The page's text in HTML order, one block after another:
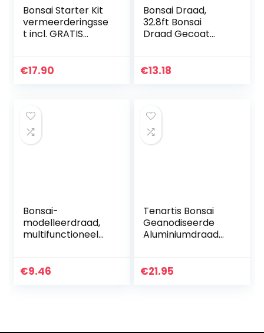
Bonsai Starter Kit
vermeerderingsse
t incl. GRATIS
kokosnootpotten,
€17.90
Bonsai Draad,
32.8ft Bonsai
Draad Gecoat
Handgemaakte
€13.18
Bonsai-
modelleerdraad,
multifunctioneel
voor
€9.46
Tenartis Bonsai
Geanodiseerde
Aluminiumdraad
Gemaakt in Japan
€21.95